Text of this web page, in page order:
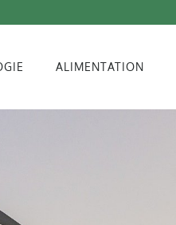
ALIMENTATION